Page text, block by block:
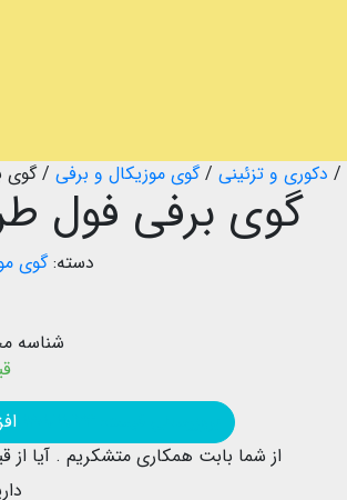
/ دکوری و تزئینی /گوی موزیکال و برفی /گوی
گوی برفی فول
دسته:گوی
شناسه
از شما بابت همکاری متشکریم . آیا